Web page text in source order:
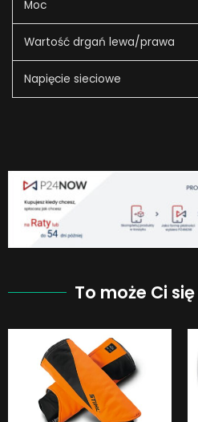
Moc
Wartość drgań lewa/prawa
Napięcie sieciowe
To może Ci